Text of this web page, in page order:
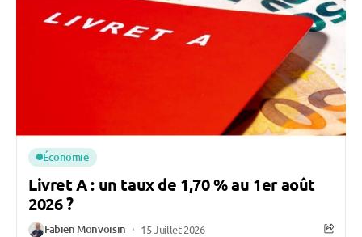
Économie
Livret A : un taux de 1,70 % au 1er août
2026 ?
Fabien Monvoisin 15 Juillet 2026